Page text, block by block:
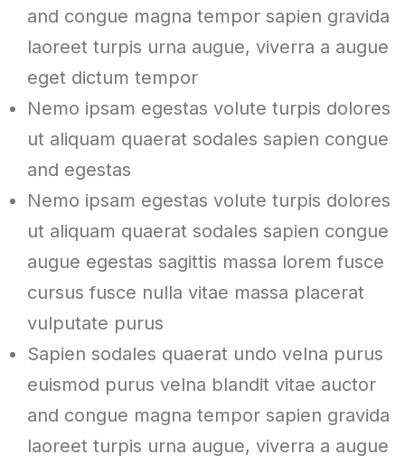
and congue magna tempor sapien gravida
laoreet turpis urna augue, viverra a augue
eget dictum tempor
Nemo ipsam egestas volute turpis dolores
ut aliquam quaerat sodales sapien congue
and egestas
Nemo ipsam egestas volute turpis dolores
ut aliquam quaerat sodales sapien congue
augue egestas sagittis massa lorem fusce
cursus fusce nulla vitae massa placerat
vulputate purus
Sapien sodales quaerat undo velna purus
euismod purus velna blandit vitae auctor
and congue magna tempor sapien gravida
laoreet turpis urna augue, viverra a augue